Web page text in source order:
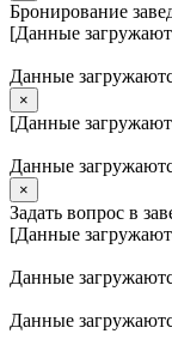
Бронирование
[Данные
Данные
×
[Данные
Данные
×
Задать вопрос в
[Данные
Данные
Данные